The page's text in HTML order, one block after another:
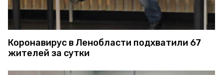
Коронавирус в Ленобласти подхватили 67
жителей за сутки